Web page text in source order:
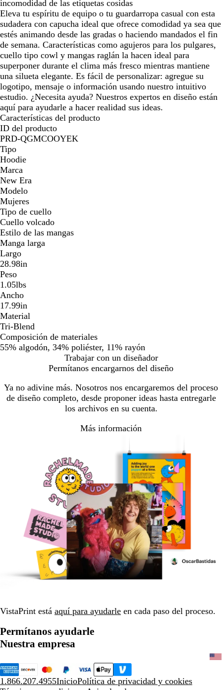
s
p
e
a
d
o
incomodidad de las etiquetas cosidas
Eleva tu espíritu de equipo o tu guardarropa casual con esta
sudadera con capucha ideal que ofrece comodidad ya sea que
estés animando desde las gradas o haciendo mandados el fin
de semana. Características como agujeros para los pulgares,
cuello tipo cowl y mangas raglán la hacen ideal para
superponer durante el clima más fresco mientras mantiene
una silueta elegante. Es fácil de personalizar: agregue su
logotipo, mensaje o información usando nuestro intuitivo
estudio. ¿Necesita ayuda? Nuestros expertos en diseño están
aquí para ayudarle a hacer realidad sus ideas.
Características del producto
ID del producto
PRD-QGMCOOYEK
Tipo
Hoodie
Marca
New Era
Modelo
Mujeres
Tipo de cuello
Cuello volcado
Estilo de las mangas
Manga larga
Largo
28.98in
Peso
1.05lbs
Ancho
17.99in
Material
Tri-Blend
Composición de materiales
55% algodón, 34% poliéster, 11% rayón
Trabajar con un diseñador
Permítanos encargarnos del diseño
Ya no adivine más. Nosotros nos encargaremos del proceso
de diseño completo, desde proponer ideas hasta entregarle
los archivos en su cuenta.
Más información
VistaPrint está aquí para ayudarle en cada paso del proceso.
Permítanos ayudarle
Nuestra empresa
1.866.207.4955InicioPolítica de privacidad y cookies